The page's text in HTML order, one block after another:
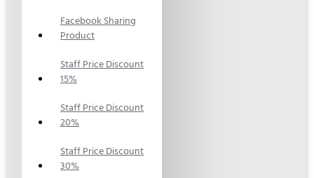
Facebook Sharing
Product
Staff Price Discount
15%
Staff Price Discount
20%
Staff Price Discount
30%